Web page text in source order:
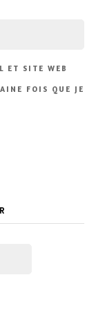
ET SITE WEB
FOIS QUE JE